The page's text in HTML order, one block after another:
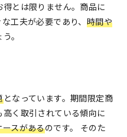
とは限りません。商品に
工夫が必要であり、 時間や
。
となっています。期間限定商
く取引されている傾向に
スがあるのです。 そのた